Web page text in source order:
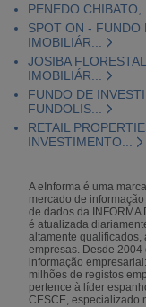
PENEDO CHIBATO,
SPOT ON - FUNDO
IMOBILIÁR...
JOSIBA
IMOBILIÁR...
FUNDO DE
FUNDOLIS...
RETAIL
INVESTIMENTO...
A eInforma é uma
mercado de
de dados da INFORMA
é atualizada
altamente qualificados,
empresas. Desde
informação
milhões de registos
pertence à líder
CESCE, especializado